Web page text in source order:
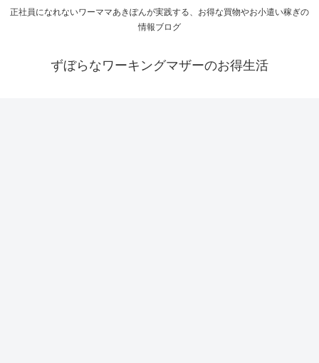
正社員になれないワーママあきぽんが実践する、お得な買物やお小遣い稼ぎの
情報ブログ
ずぼらなワーキングマザーのお得生活